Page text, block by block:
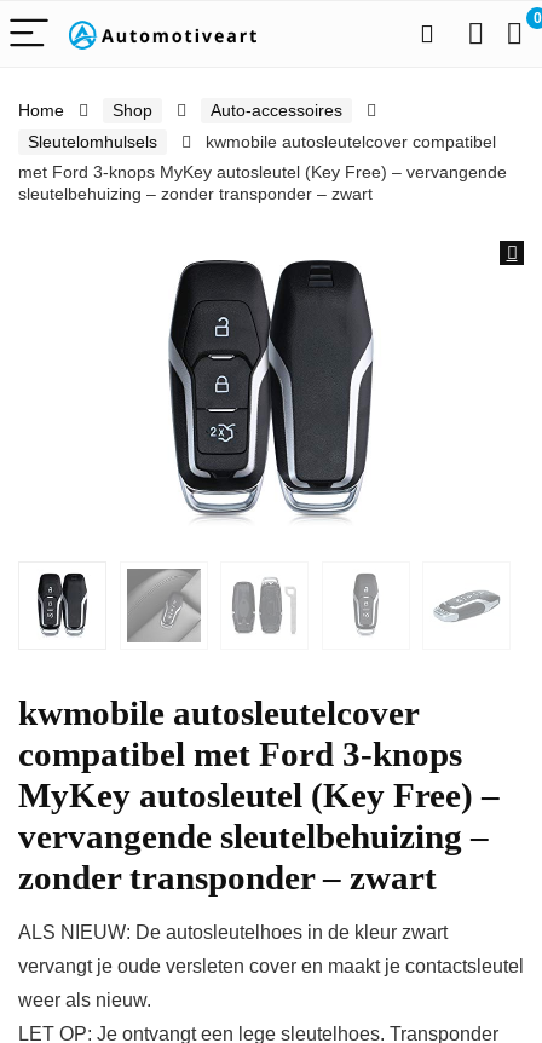
0
Home Shop
Auto-accessoires
Sleutelomhulsels
kwmobile autosleutelcover compatibel
met Ford 3-knops MyKey autosleutel (Key Free) – vervangende
sleutelbehuizing – zonder transponder – zwart
kwmobile autosleutelcover
compatibel met Ford 3-knops
MyKey autosleutel (Key Free) –
vervangende sleutelbehuizing –
zonder transponder – zwart
ALS NIEUW: De autosleutelhoes in de kleur zwart
vervangt je oude versleten cover en maakt je contactsleutel
weer als nieuw.
LET OP: Je ontvangt een lege sleutelhoes. Transponder